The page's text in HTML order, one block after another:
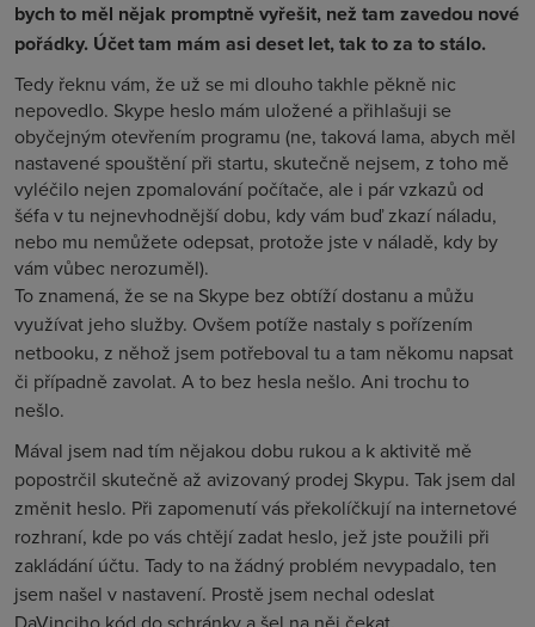
bych to měl nějak promptně vyřešit, než tam zavedou nové
pořádky. Účet tam mám asi deset let, tak to za to stálo.
Tedy řeknu vám, že už se mi dlouho takhle pěkně nic
nepovedlo. Skype heslo mám uložené a přihlašuji se
obyčejným otevřením programu (ne, taková lama, abych měl
nastavené spouštění při startu, skutečně nejsem, z toho mě
vyléčilo nejen zpomalování počítače, ale i pár vzkazů od
šéfa v tu nejnevhodnější dobu, kdy vám buď zkazí náladu,
nebo mu nemůžete odepsat, protože jste v náladě, kdy by
vám vůbec nerozuměl).
To znamená, že se na Skype bez obtíží dostanu a můžu
využívat jeho služby. Ovšem potíže nastaly s pořízením
netbooku, z něhož jsem potřeboval tu a tam někomu napsat
či případně zavolat. A to bez hesla nešlo. Ani trochu to
nešlo.
Mával jsem nad tím nějakou dobu rukou a k aktivitě mě
popostrčil skutečně až avizovaný prodej Skypu. Tak jsem dal
změnit heslo. Při zapomenutí vás překolíčkují na internetové
rozhraní, kde po vás chtějí zadat heslo, jež jste použili při
zakládání účtu. Tady to na žádný problém nevypadalo, ten
jsem našel v nastavení. Prostě jsem nechal odeslat